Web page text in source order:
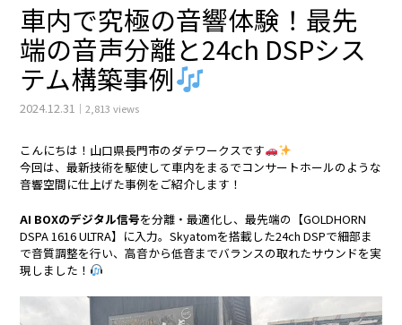
事例紹介
お客様の声
よくあるご質問
車内で究極の音響体験！最先
端の音声分離と24ch DSPシス
テム構築事例
2024.12.31 2,813 views
こんにちは！山口県長門市のダテワークスです
今回は、最新技術を駆使して車内をまるでコンサートホールのような
音響空間に仕上げた事例をご紹介します！
AI BOXのデジタル信号を分離・最適化し、最先端の【GOLDHORN
DSPA 1616 ULTRA】に入力。Skyatomを搭載した24ch DSPで細部ま
で音質調整を行い、高音から低音までバランスの取れたサウンドを実
現しました！